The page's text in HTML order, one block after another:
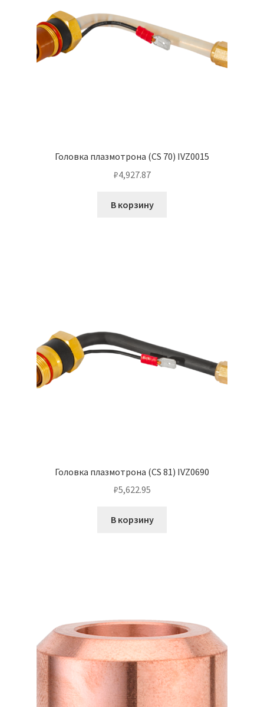
Головка плазмотрона (CS 70) IVZ0015
₽4,927.87
В корзину
Головка плазмотрона (CS 81) IVZ0690
₽5,622.95
В корзину